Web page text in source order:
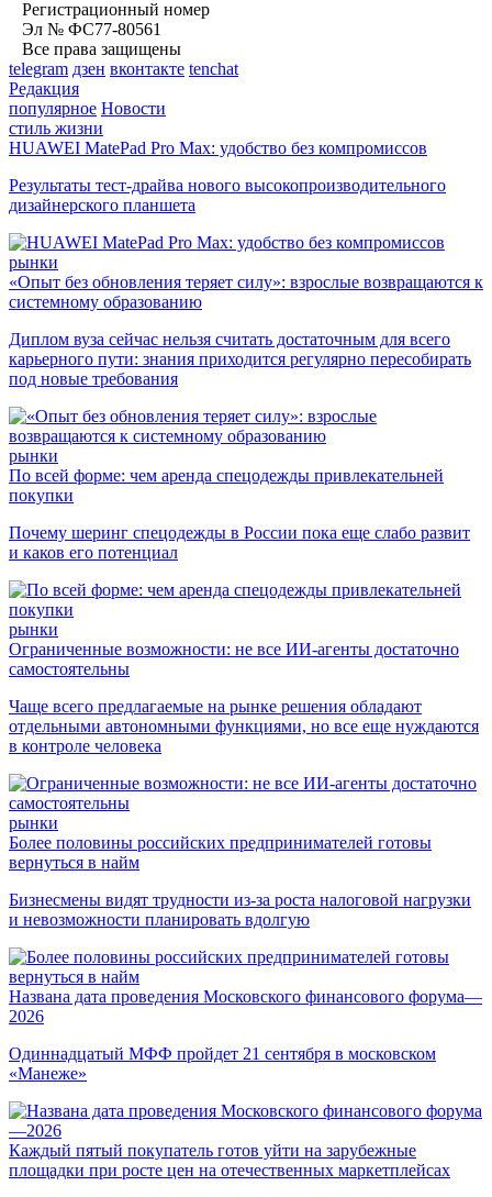
Регистрационный номер
Эл № ФС77-80561
Все права защищены
telegram дзен вконтакте tenchat
Редакция
популярное Новости
стиль жизни
HUAWEI MatePad Pro Max: удобство без компромиссов
Результаты тест-драйва нового высокопроизводительного
дизайнерского планшета
рынки
«Опыт без обновления теряет силу»: взрослые возвращаются к
системному образованию
Диплом вуза сейчас нельзя считать достаточным для всего
карьерного пути: знания приходится регулярно пересобирать
под новые требования
рынки
По всей форме: чем аренда спецодежды привлекательней
покупки
Почему шеринг спецодежды в России пока еще слабо развит
и каков его потенциал
рынки
Ограниченные возможности: не все ИИ-агенты достаточно
самостоятельны
Чаще всего предлагаемые на рынке решения обладают
отдельными автономными функциями, но все еще нуждаются
в контроле человека
рынки
Более половины российских предпринимателей готовы
вернуться в найм
Бизнесмены видят трудности из-за роста налоговой нагрузки
и невозможности планировать вдолгую
Названа дата проведения Московского финансового форума—
2026
Одиннадцатый МФФ пройдет 21 сентября в московском
«Манеже»
Каждый пятый покупатель готов уйти на зарубежные
площадки при росте цен на отечественных маркетплейсах